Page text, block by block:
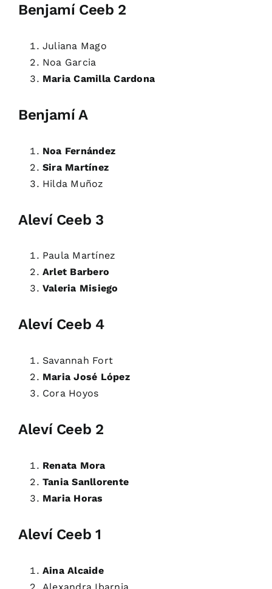
Benjamí Ceeb 2
Juliana Mago
Noa Garcia
Maria Camilla Cardona
Benjamí A
Noa Fernández
Sira Martínez
Hilda Muñoz
Aleví Ceeb 3
Paula Martínez
Arlet Barbero
Valeria Misiego
Aleví Ceeb 4
Savannah Fort
Maria José López
Cora Hoyos
Aleví Ceeb 2
Renata Mora
Tania Sanllorente
Maria Horas
Aleví Ceeb 1
Aina Alcaide